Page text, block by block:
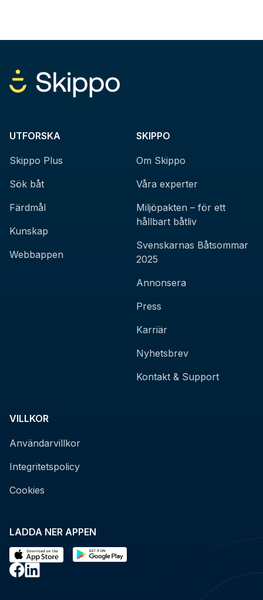
LADDA NER APPEN
UTFORSKA
Skippo Plus
Sök båt
Färdmål
Kunskap
Webbappen
SKIPPO
Om Skippo
Våra experter
Miljöpakten – för ett
hållbart båtliv
Svenskarnas Båtsommar
2025
Annonsera
Press
Karriär
Nyhetsbrev
Kontakt & Support
VILLKOR
Användarvillkor
Integritetspolicy
Cookies